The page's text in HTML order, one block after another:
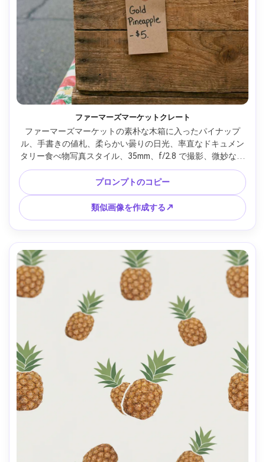
ファーマーズマーケットクレート
ファーマーズマーケットの素朴な木箱に入ったパイナップ
ル、手書きの値札、柔らかい曇りの日光、率直なドキュメン
タリー食べ物写真スタイル、35mm、f/2.8 で撮影、微妙なフ
ィルムの木目、自然色、フォトリアルで魅力的 --ar 4:5
プロンプトのコピー
類似画像を作成する↗